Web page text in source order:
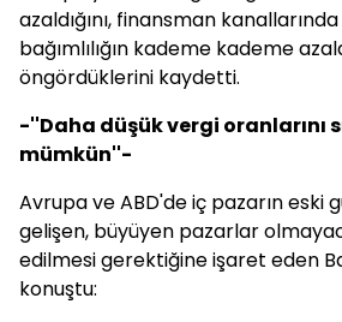
azaldığını, finansman
bağımlılığın kademe kademe
öngördüklerini kaydetti.
-''Daha düşük vergi oranlarını
mümkün''-
Avrupa ve ABD'de iç pazarın eski
gelişen, büyüyen pazarlar
edilmesi gerektiğine işaret eden
konuştu: